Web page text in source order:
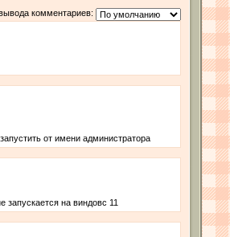
комментариев:
от имени администратора
на виндовс 11